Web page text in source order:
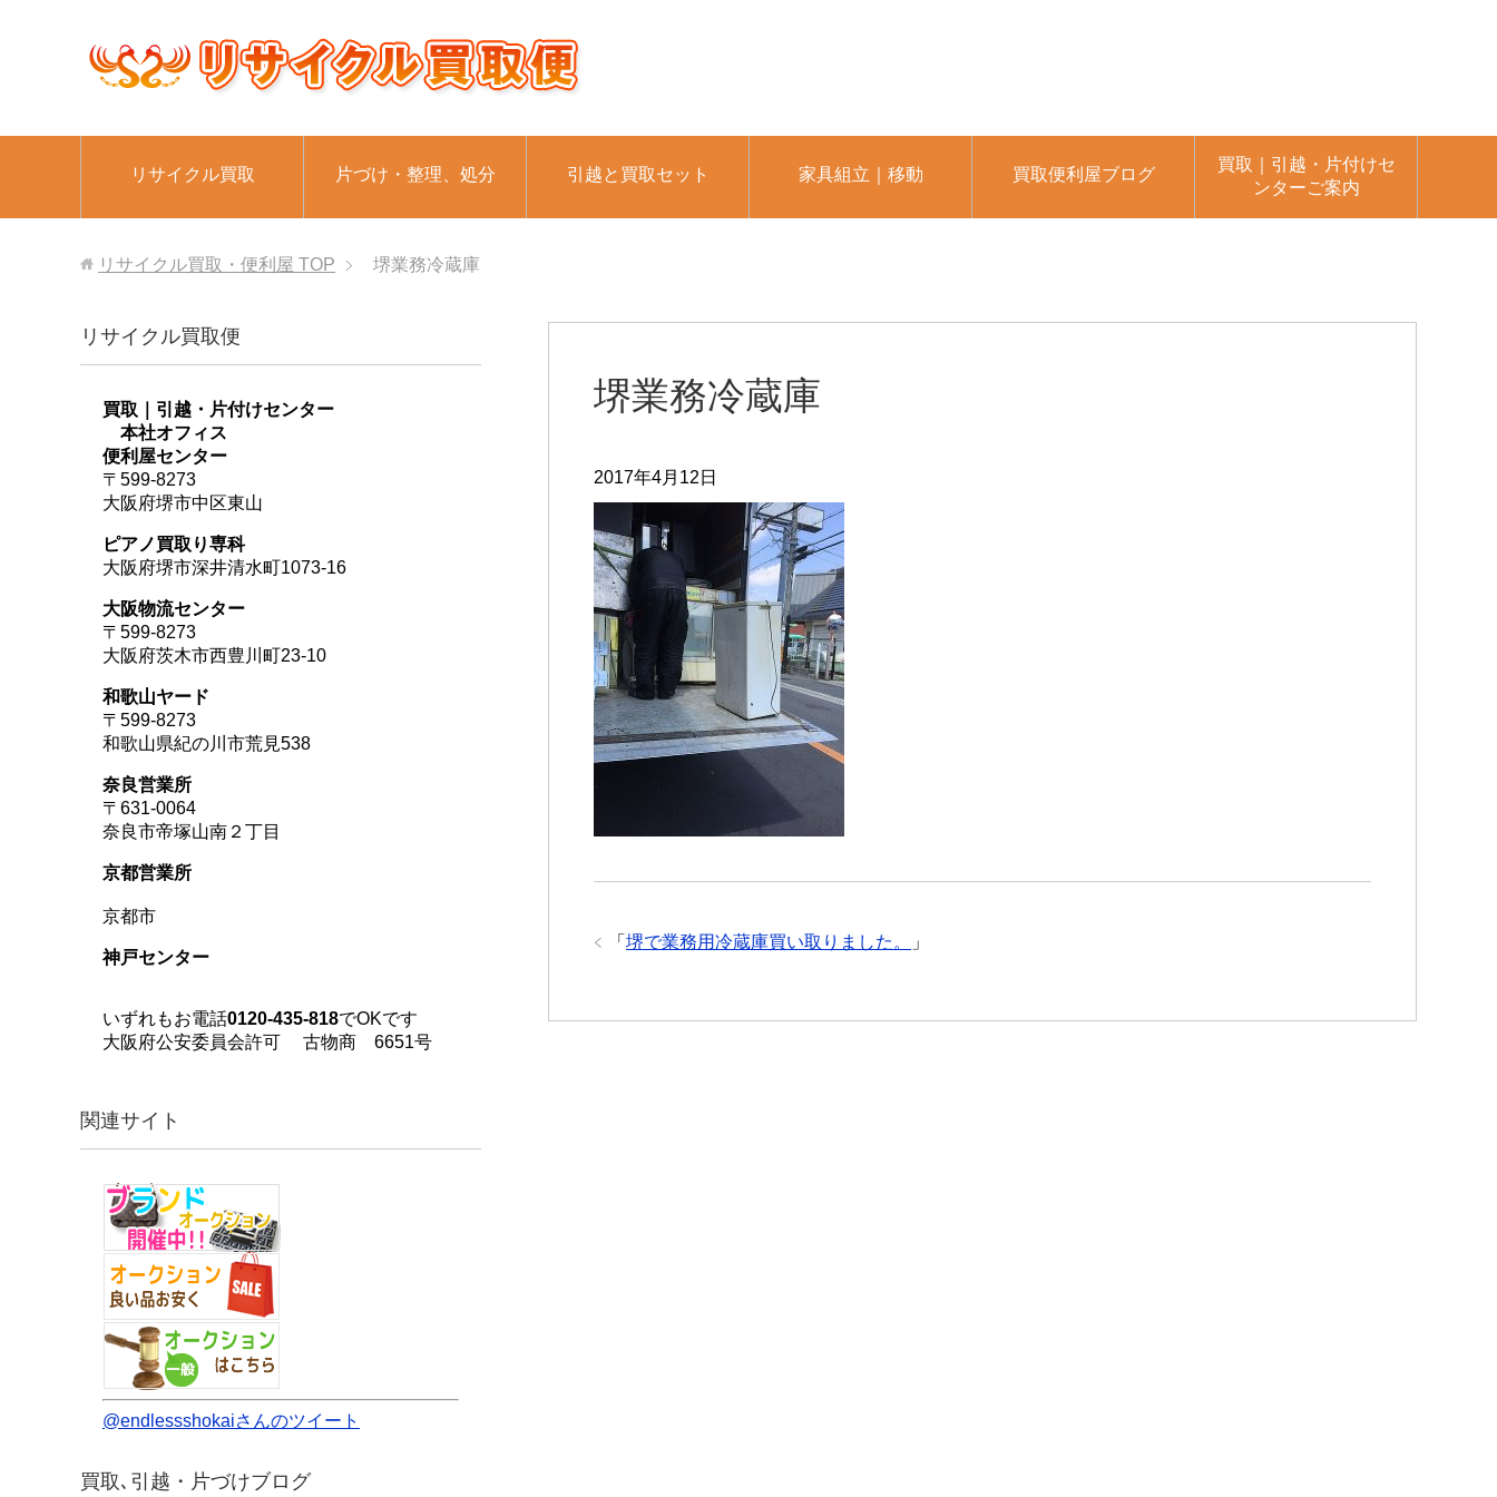
リサイクル買取 片づけ・整理、処分 引越と買取セット 家具組立｜移動 買取便利屋ブログ
買取｜引越・片付けセ
ンターご案内
リサイクル買取・便利屋 TOP 堺業務冷蔵庫
堺業務冷蔵庫
2017年4月12日
「 堺で業務用冷蔵庫買い取りました。 」
リサイクル買取便
買取｜引越・片付けセンター
本社オフィス
便利屋センター
〒599-8273
大阪府堺市中区東山
ピアノ買取り専科
大阪府堺市深井清水町1073-16
大阪物流センター
〒599-8273
大阪府茨木市西豊川町23-10
和歌山ヤード
〒599-8273
和歌山県紀の川市荒見538
奈良営業所
〒631-0064
奈良市帝塚山南２丁目
京都営業所
京都市
神戸センター
いずれもお電話0120-435-818でOKです
大阪府公安委員会許可 古物商 6651号
関連サイト
@endlessshokaiさんのツイート
買取､引越・片づけブログ